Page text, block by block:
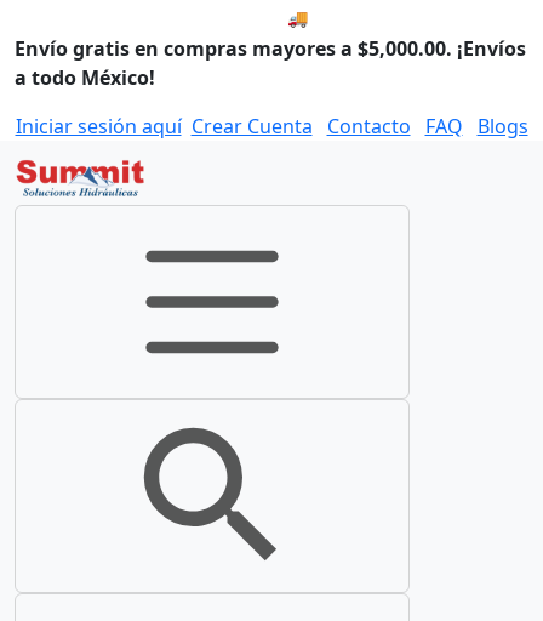
🚚 Envío el Viernes, 07 de
Envío gratis en compras mayores a $5,000.00. ¡Envíos
a todo México!
Iniciar sesión aquí Crear Cuenta Contacto FAQ Blogs